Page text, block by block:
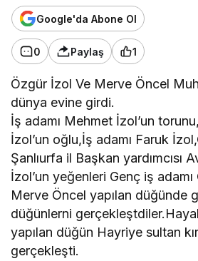
Google'da Abone Ol
0 Paylaş 1
Özgür İzol Ve Merve Öncel
dünya evine girdi.
İş adamı Mehmet İzol’un
İzol’un oğlu,İş adamı Faruk
Şanlıurfa il Başkan yardımcısı
İzol’un yeğenleri Genç iş
Merve Öncel yapılan düğünde
düğünlerni
yapılan düğün Hayriye sultan
gerçekleşti.